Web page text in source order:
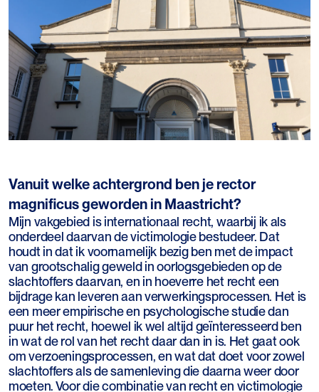
Vanuit welke achtergrond ben je rector
magnificus geworden in Maastricht?
Mijn vakgebied is internationaal recht, waarbij ik als
onderdeel daarvan de victimologie bestudeer. Dat
houdt in dat ik voornamelijk bezig ben met de impact
van grootschalig geweld in oorlogsgebieden op de
slachtoffers daarvan, en in hoeverre het recht een
bijdrage kan leveren aan verwerkingsprocessen. Het is
een meer empirische en psychologische studie dan
puur het recht, hoewel ik wel altijd geïnteresseerd ben
in wat de rol van het recht daar dan in is. Het gaat ook
om verzoeningsprocessen, en wat dat doet voor zowel
slachtoffers als de samenleving die daarna weer door
moeten. Voor die combinatie van recht en victimologie